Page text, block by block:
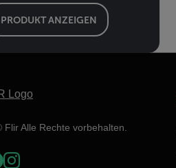
PRODUKT ANZEIGEN
Flir Alle Rechte vorbehalten.